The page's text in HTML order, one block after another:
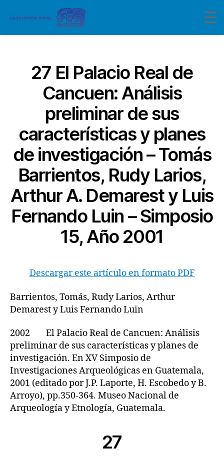
27 El Palacio Real de
Cancuen: Análisis
preliminar de sus
características y planes
de investigación – Tomás
Barrientos, Rudy Larios,
Arthur A. Demarest y Luis
Fernando Luin – Simposio
15, Año 2001
Descargar este artículo en formato PDF
Barrientos, Tomás, Rudy Larios, Arthur
Demarest y Luis Fernando Luin
2002 El Palacio Real de Cancuen: Análisis
preliminar de sus características y planes de
investigación. En XV Simposio de
Investigaciones Arqueológicas en Guatemala,
2001 (editado por J.P. Laporte, H. Escobedo y B.
Arroyo), pp.350-364. Museo Nacional de
Arqueología y Etnología, Guatemala.
27